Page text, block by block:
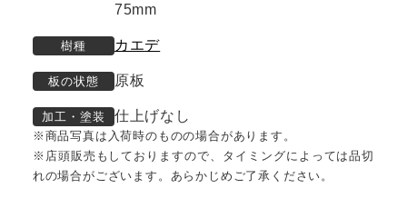
75mm
樹種 カエデ
板の状態 原板
加工・塗装 仕上げなし
※商品写真は入荷時のものの場合があります。
※店頭販売もしておりますので、タイミングによっては品切
れの場合がございます。あらかじめご了承ください。